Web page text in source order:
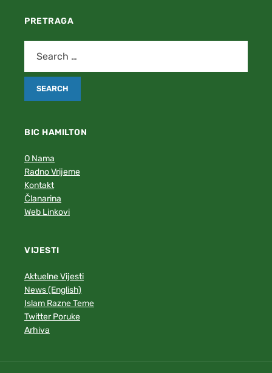
PRETRAGA
BIC HAMILTON
O Nama
Radno Vrijeme
Kontakt
Članarina
Web Linkovi
VIJESTI
Aktuelne Vijesti
News (English)
Islam Razne Teme
Twitter Poruke
Arhiva